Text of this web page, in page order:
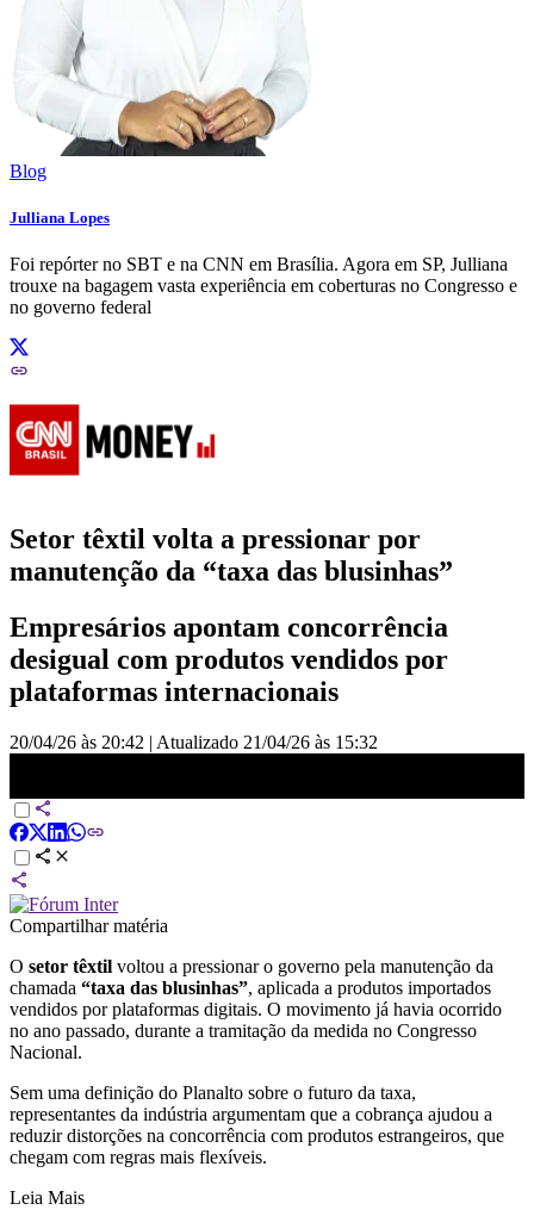
Blog
Julliana Lopes
Foi repórter no SBT e na CNN em Brasília. Agora em SP, Julliana
trouxe na bagagem vasta experiência em coberturas no Congresso e
no governo federal
Setor têxtil volta a pressionar por
manutenção da “taxa das blusinhas”
Empresários apontam concorrência
desigual com produtos vendidos por
plataformas internacionais
20/04/26 às 20:42 | Atualizado 21/04/26 às 15:32
Compartilhar matéria
O setor têxtil voltou a pressionar o governo pela manutenção da
chamada “taxa das blusinhas”, aplicada a produtos importados
vendidos por plataformas digitais. O movimento já havia ocorrido
no ano passado, durante a tramitação da medida no Congresso
Nacional.
Sem uma definição do Planalto sobre o futuro da taxa,
representantes da indústria argumentam que a cobrança ajudou a
reduzir distorções na concorrência com produtos estrangeiros, que
chegam com regras mais flexíveis.
Leia Mais